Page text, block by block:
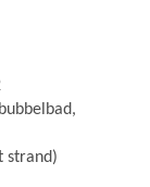
strand)